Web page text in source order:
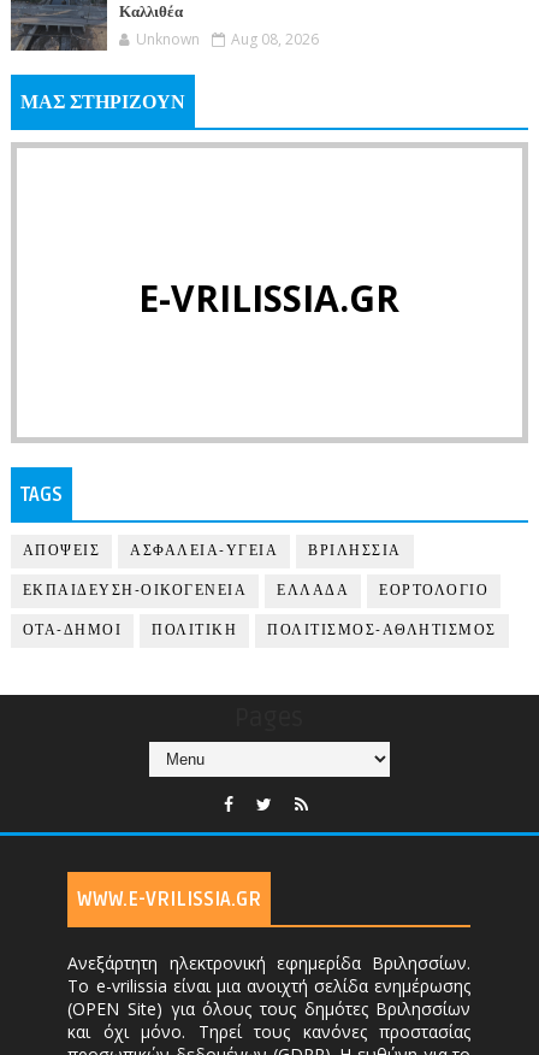
Καλλιθέα
Unknown Aug 08, 2026
ΜΑΣ ΣΤΗΡΙΖΟΥΝ
E-VRILISSIA.GR
TAGS
ΑΠΟΨΕΙΣ ΑΣΦΑΛΕΙΑ-ΥΓΕΙΑ ΒΡΙΛΗΣΣΙΑ
ΕΚΠΑΙΔΕΥΣΗ-ΟΙΚΟΓΕΝΕΙΑ ΕΛΛΑΔΑ ΕΟΡΤΟΛΟΓΙΟ
ΟΤΑ-ΔΗΜΟΙ ΠΟΛΙΤΙΚΗ ΠΟΛΙΤΙΣΜΟΣ-ΑΘΛΗΤΙΣΜΟΣ
WWW.E-VRILISSIA.GR
Ανεξάρτητη ηλεκτρονική εφημερίδα Βριλησσίων.
Το e-vrilissia είναι μια ανοιχτή σελίδα ενημέρωσης
(OPEN Site) για όλους τους δημότες Βριλησσίων
και όχι μόνο. Τηρεί τους κανόνες προστασίας